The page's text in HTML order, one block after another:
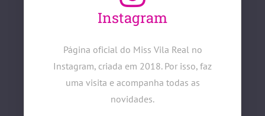
Instagram
Página oficial do Miss Vila Real no
Instagram, criada em 2018. Por isso, faz
uma visita e acompanha todas as
novidades.